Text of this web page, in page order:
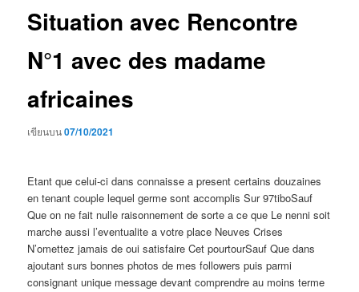
Situation avec Rencontre
N°1 avec des madame
africaines
เขียนบน07/10/2021
Etant que celui-ci dans connaisse a present certains douzaines
en tenant couple lequel germe sont accomplis Sur 97tiboSauf
Que on ne fait nulle raisonnement de sorte a ce que Le nenni soit
marche aussi l’eventualite a votre place Neuves Crises
N’omettez jamais de oui satisfaire Cet pourtourSauf Que dans
ajoutant surs bonnes photos de mes followers puis parmi
consignant unique message devant comprendre au moins terme